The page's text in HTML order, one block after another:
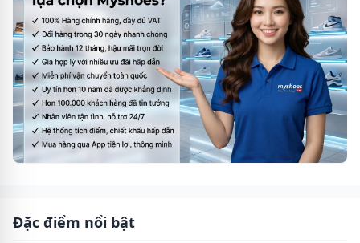
Đặc điểm nổi bật